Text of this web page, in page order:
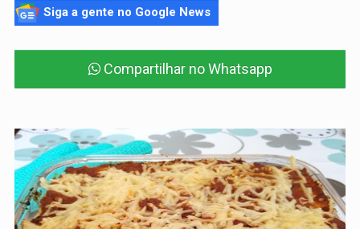
Siga a gente no Google News
Compartilhar no Whatsapp